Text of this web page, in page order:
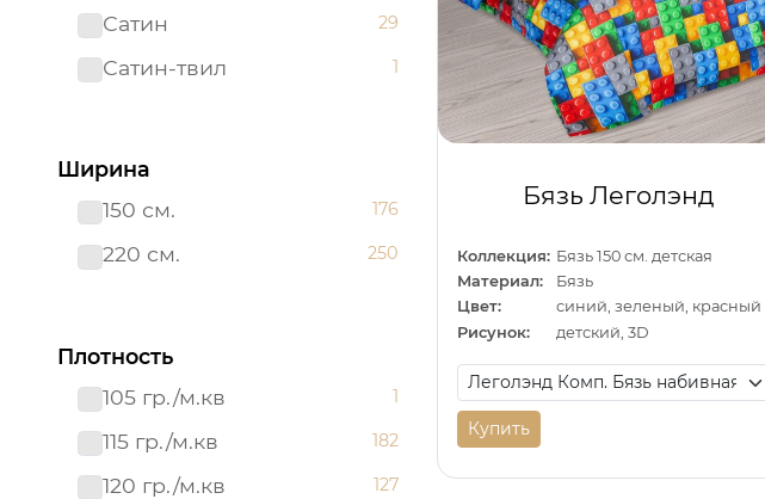
Сатин-твил 220 см 1
Сатин 29
Сатин-твил 1
Ширина
150 см.
176
220 см. 250
Плотность
105 гр./м.кв
1
115 гр./м.кв 182
120 гр./м.кв 127
Бязь Леголэнд
Коллекция: Бязь 150 см. детская
Материал:
Бязь
Цвет:
синий, зеленый, красный
Рисунок:
детский, 3D
Купить